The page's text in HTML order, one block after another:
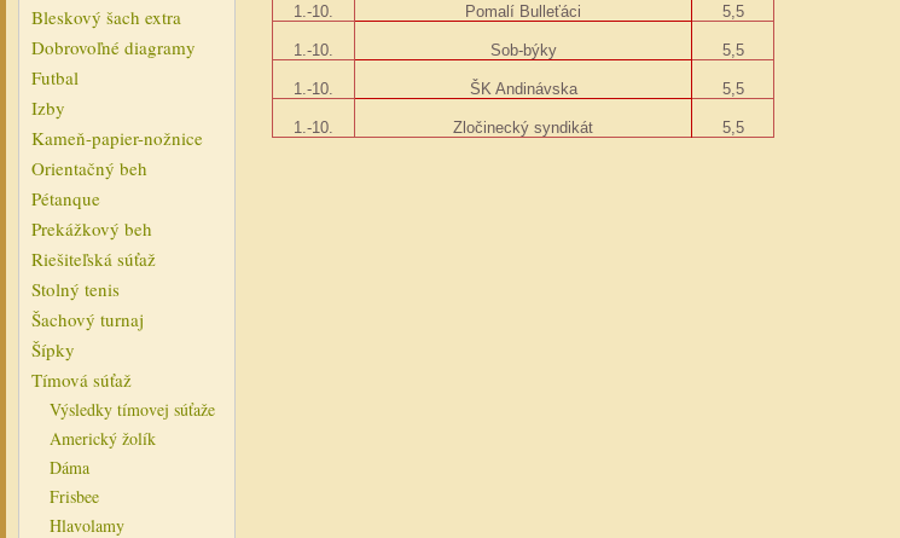
Bleskový šach extra
Dobrovoľné diagramy
Futbal
Izby
Kameň-papier-nožnice
Orientačný beh
Pétanque
Prekážkový beh
Riešiteľská súťaž
Stolný tenis
Šachový turnaj
Šípky
Tímová súťaž
Výsledky tímovej súťaže
Americký žolík
Dáma
Frisbee
Hlavolamy
1.-10. Pomalí Bulleťáci 5,5
1.-10. Sob-býky 5,5
1.-10. ŠK Andinávska 5,5
1.-10. Zločinecký syndikát 5,5